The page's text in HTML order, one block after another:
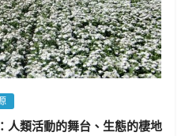
人類活動的舞台、生態的棲地